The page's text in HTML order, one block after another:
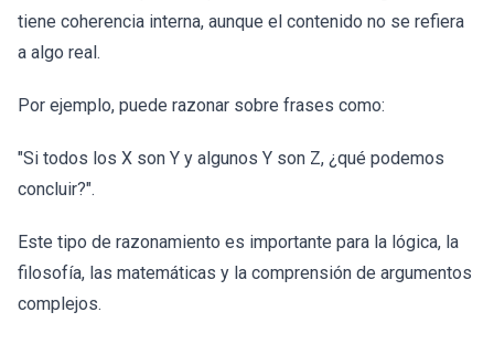
tiene coherencia interna, aunque el contenido no se refiera
a algo real.
Por ejemplo, puede razonar sobre frases como:
"Si todos los X son Y y algunos Y son Z, ¿qué podemos
concluir?".
Este tipo de razonamiento es importante para la lógica, la
filosofía, las matemáticas y la comprensión de argumentos
complejos.